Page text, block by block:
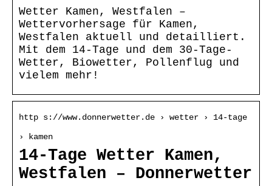
Wetter Kamen, Westfalen –
Wettervorhersage für Kamen,
Westfalen aktuell und detailliert.
Mit dem 14-Tage und dem 30-Tage-
Wetter, Biowetter, Pollenflug und
vielem mehr!
http s://www.donnerwetter.de › wetter › 14-tage
› kamen
14-Tage Wetter Kamen,
Westfalen – Donnerwetter